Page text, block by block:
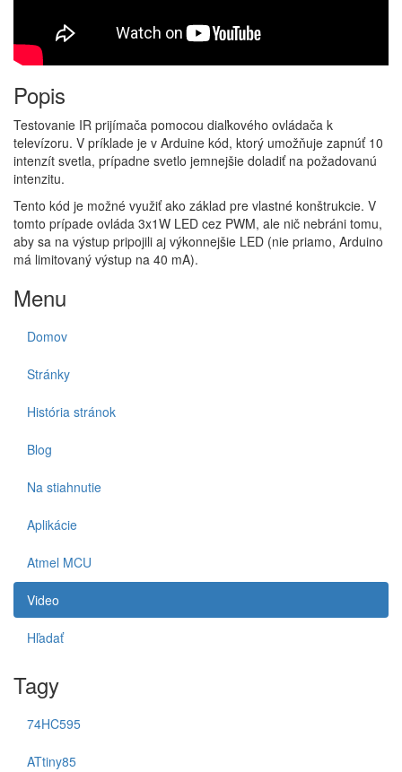
Popis
Testovanie IR prijímača pomocou diaľkového ovládača k
televízoru. V príklade je v Arduine kód, ktorý umožňuje zapnúť 10
intenzít svetla, prípadne svetlo jemnejšie doladiť na požadovanú
intenzitu.
Tento kód je možné využiť ako základ pre vlastné konštrukcie. V
tomto prípade ovláda 3x1W LED cez PWM, ale nič nebráni tomu,
aby sa na výstup pripojili aj výkonnejšie LED (nie priamo, Arduino
má limitovaný výstup na 40 mA).
Menu
Domov
Stránky
História stránok
Blog
Na stiahnutie
Aplikácie
Atmel MCU
Video
Hľadať
Tagy
74HC595
ATtiny85